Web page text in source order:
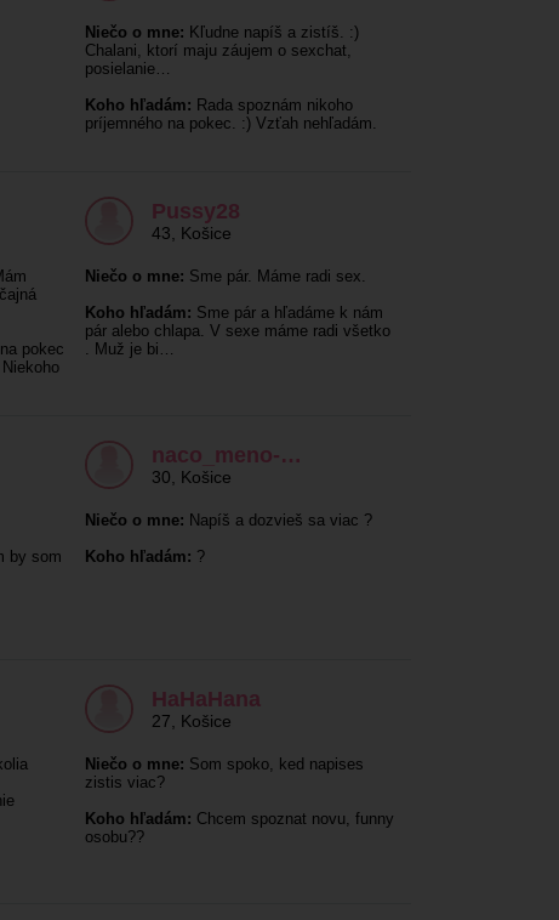
Niečo o mne: Kľudne napíš a zistíš. :)
Chalani, ktorí maju záujem o sexchat,
posielanie…
Koho hľadám: Rada spoznám nikoho
príjemného na pokec. :) Vzťah nehľadám.
pokec
Pussy28
43 Košice
Niečo o mne: Sme pár. Máme radi sex.
Koho hľadám: Sme pár a hľadáme k nám
pár alebo chlapa. V sexe máme radi všetko
. Muž je bi…
by som
naco_meno-…
30 Košice
Niečo o mne: Napíš a dozvieš sa viac ?
Koho hľadám: ?
HaHaHana
27 Košice
Niečo o mne: Som spoko, ked napises
zistis viac?
Koho hľadám: Chcem spoznat novu, funny
osobu??